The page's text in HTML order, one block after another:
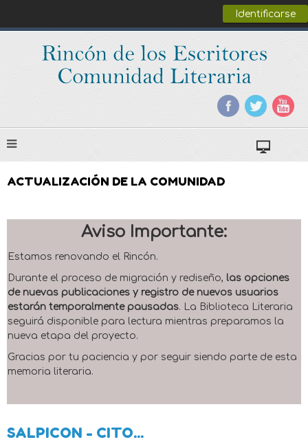
Identificarse
ACTUALIZACIÓN DE LA COMUNIDAD
Aviso Importante:
Estamos renovando el Rincón.
Durante el proceso de migración y rediseño, las opciones
de nuevas publicaciones y registro de nuevos usuarios
estarán temporalmente pausadas. La Biblioteca Literaria
seguirá disponible para lectura mientras preparamos la
nueva etapa del proyecto.
Gracias por tu paciencia y por seguir siendo parte de esta
memoria literaria.
SALPICON - CITO...